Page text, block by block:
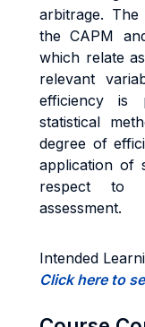
arbitrage.
the CAPM
which relate
relevant
efficiency is
statistical
degree of
application of
respect to
assessment.
Intended
Click here to